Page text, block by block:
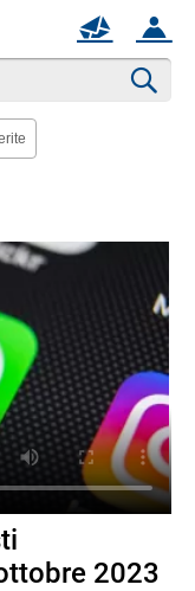
ACCOUNT
MAIL
2023